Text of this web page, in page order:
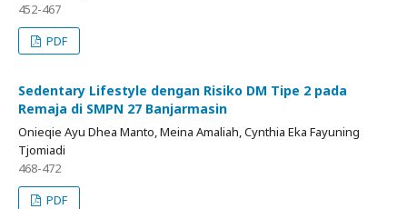
452-467
PDF
Sedentary Lifestyle dengan Risiko DM Tipe 2 pada
Remaja di SMPN 27 Banjarmasin
Onieqie Ayu Dhea Manto, Meina Amaliah, Cynthia Eka Fayuning
Tjomiadi
468-472
PDF